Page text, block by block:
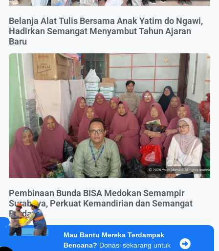
Belanja Alat Tulis Bersama Anak Yatim do Ngawi,
Hadirkan Semangat Menyambut Tahun Ajaran
Baru
Pembinaan Bunda BISA Medokan Semampir
Surabaya, Perkuat Kemandirian dan Semangat
Berdaya
Mau Bantu Mereka Terdampak
Bencana? Donasi sekarang untuk